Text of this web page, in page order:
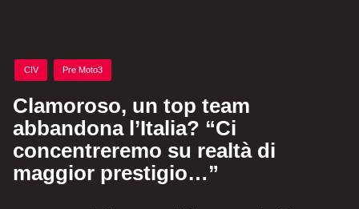
Posted
in
CIV Pre Moto3
Clamoroso, un top team
abbandona l’Italia? “Ci
concentreremo su realtà di
maggior prestigio…”